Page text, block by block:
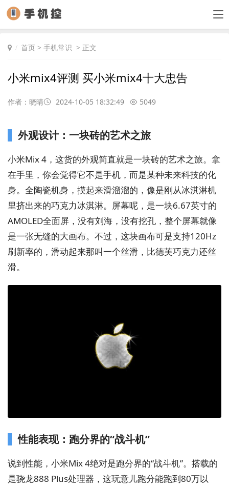
首页 > 手机常识 > 正文
小米mix4评测 买小米mix4十大忠告
作者：晓晴 2024-10-05 18:32:49 5049
外观设计：一块砖的艺术之旅
小米Mix 4，这货的外观简直就是一块砖的艺术之旅。拿
在手里，你会觉得它不是手机，而是某种未来科技的化
身。全陶瓷机身，摸起来滑溜溜的，像是刚从冰淇淋机
里挤出来的巧克力冰淇淋。屏幕呢，是一块6.67英寸的
AMOLED全面屏，没有刘海，没有挖孔，整个屏幕就像
是一张无缝的大画布。不过，这块画布可是支持120Hz
刷新率的，滑动起来那叫一个丝滑，比德芙巧克力还丝
滑。
性能表现：跑分界的“战斗机”
说到性能，小米Mix 4绝对是跑分界的“战斗机”。搭载的
是骁龙888 Plus处理器，这玩意儿跑分能跑到80万以